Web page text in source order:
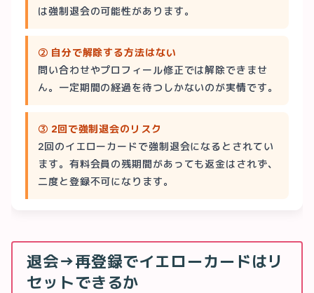
は強制退会の可能性があります。
② 自分で解除する方法はない
問い合わせやプロフィール修正では解除できませ
ん。一定期間の経過を待つしかないのが実情です。
③ 2回で強制退会のリスク
2回のイエローカードで強制退会になるとされてい
ます。有料会員の残期間があっても返金はされず、
二度と登録不可になります。
退会→再登録でイエローカードはリ
セットできるか